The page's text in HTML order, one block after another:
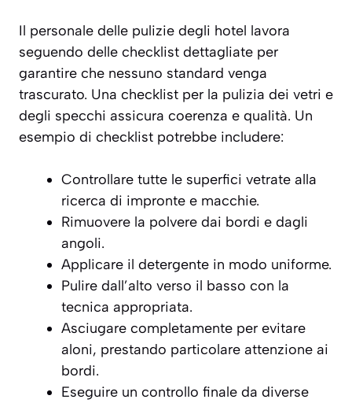
Il personale delle pulizie degli hotel lavora
seguendo delle checklist dettagliate per
garantire che nessuno standard venga
trascurato. Una checklist per la pulizia dei vetri e
degli specchi assicura coerenza e qualità. Un
esempio di checklist potrebbe includere:
Controllare tutte le superfici vetrate alla
ricerca di impronte e macchie.
Rimuovere la polvere dai bordi e dagli
angoli.
Applicare il detergente in modo uniforme.
Pulire dall’alto verso il basso con la
tecnica appropriata.
Asciugare completamente per evitare
aloni, prestando particolare attenzione ai
bordi.
Eseguire un controllo finale da diverse